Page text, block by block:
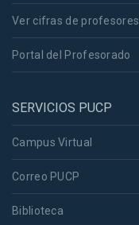
Ver cifras de profesores
Portal del Profesorado
SERVICIOS PUCP
Campus Virtual
Correo PUCP
Biblioteca